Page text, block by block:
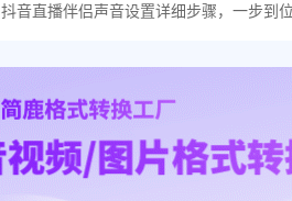
抖音直播伴侣声音设置详细步骤，一步到